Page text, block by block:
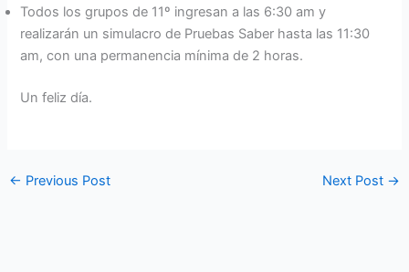
Todos los grupos de 11º ingresan a las 6:30 am y
realizarán un simulacro de Pruebas Saber hasta las 11:30
am, con una permanencia mínima de 2 horas.
Un feliz día.
← Previous Post Next Post →